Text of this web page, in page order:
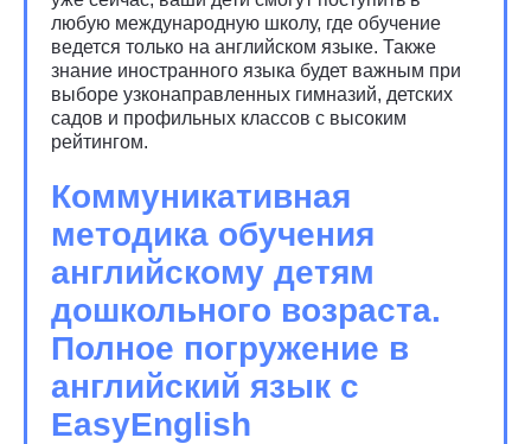
любую международную школу, где обучение
ведется только на английском языке. Также
знание иностранного языка будет важным при
выборе узконаправленных гимназий, детских
садов и профильных классов с высоким
рейтингом.
Коммуникативная
методика обучения
английскому детям
дошкольного возраста.
Полное погружение в
английский язык с
EasyEnglish